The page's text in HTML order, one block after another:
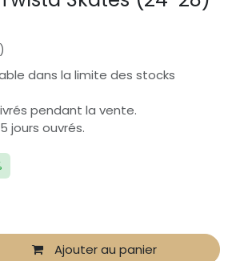
dans la limite des stocks
pendant la vente.
jours ouvrés.
Ajouter au panier